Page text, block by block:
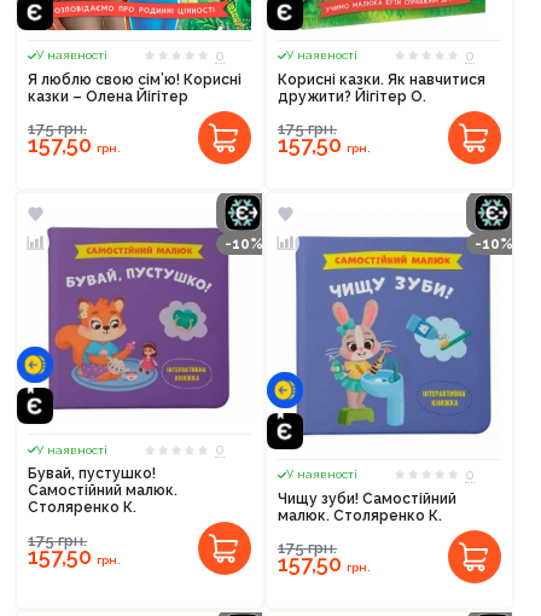
У наявності
0
Я люблю свою сім’ю! Корисні
казки – Олена Йігітер
175грн.
157,50 грн.
У наявності
0
Корисні казки. Як навчитися
дружити? Йігітер О.
175грн.
157,50 грн.
-10%
У наявності
0
Бувай, пустушко!
Самостійний малюк.
Столяренко К.
175грн.
157,50 грн.
-10%
У наявності
0
Чищу зуби! Самостійний
малюк. Столяренко К.
175грн.
157,50 грн.